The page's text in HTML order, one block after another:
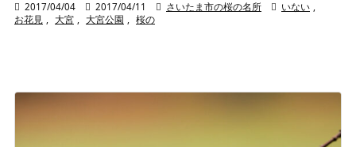
 2017/04/04  2017/04/11  さいたま市の桜の名所  いない
お花見
大宮 大宮公園 桜の